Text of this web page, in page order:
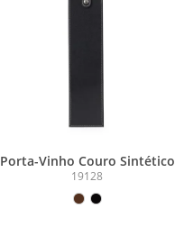
Porta-Vinho Couro Sintético
19128